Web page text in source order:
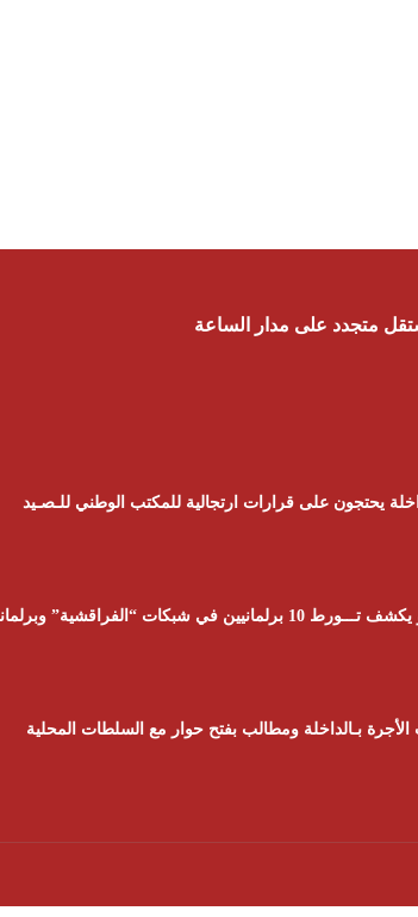
متجدد على مدار الساعة
يحتجون على قرارات ارتجالية للمكتب الوطني للـصـيد
وبرلماني استفاد من “بون” ب 15000 الــف رأس
بـالداخلة ومطالب بفتح حوار مع السلطات المحلية